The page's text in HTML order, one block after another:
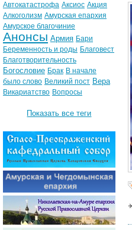
Автокатастрофа Аксиос Акция
Алкоголизм Амурская епархия
Амурское благочиние
Анонсы Армия Бари
Беременность и роды Благовест
Благотворительность
Богословие Брак В начале
было слово Великий пост Вера
Викариатство Вопросы
Показать все теги